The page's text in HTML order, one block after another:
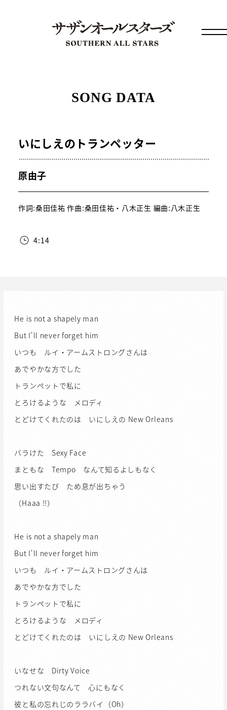
SONG DATA
いにしえのトランペッター
原由子
作詞:桑田佳祐 作曲:桑田佳祐・八木正生 編曲:八木正生
4:14
He is not a shapely man
But I'll never forget him
いつも ルイ・アームストロングさんは
あでやかな方でした
トランペットで私に
とろけるような メロディ
とどけてくれたのは いにしえの New Orleans
バラけた Sexy Face
まともな Tempo なんて知るよしもなく
思い出すたび ため息が出ちゃう
（Haaa !!）
He is not a shapely man
But I'll never forget him
いつも ルイ・アームストロングさんは
あでやかな方でした
トランペットで私に
とろけるような メロディ
とどけてくれたのは いにしえの New Orleans
いなせな Dirty Voice
つれない文句なんて 心にもなく
彼と私の忘れじのララバイ（Oh）